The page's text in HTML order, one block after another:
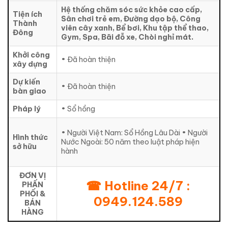
Tiện ích
Thành
Đông
Hệ thống chăm sóc sức khỏe cao cấp,
Sân chơi trẻ em, Đường dạo bộ, Công
viên cây xanh, Bể bơi, Khu tập thể thao,
Gym, Spa, Bãi đỗ xe, Chòi nghỉ mát.
Khởi công
xây dựng
• Đã hoàn thiện
Dự kiến
bàn giao
• Đã hoàn thiện
Pháp lý • Sổ hồng
Hình thức
sở hữu
• Người Việt Nam: Sổ Hồng Lâu Dài • Người
Nước Ngoài: 50 năm theo luật pháp hiện
hành
ĐƠN VỊ
PHẤN
PHỐI &
BÁN
HÀNG
☎ Hotline 24/7 :
0949.124.589